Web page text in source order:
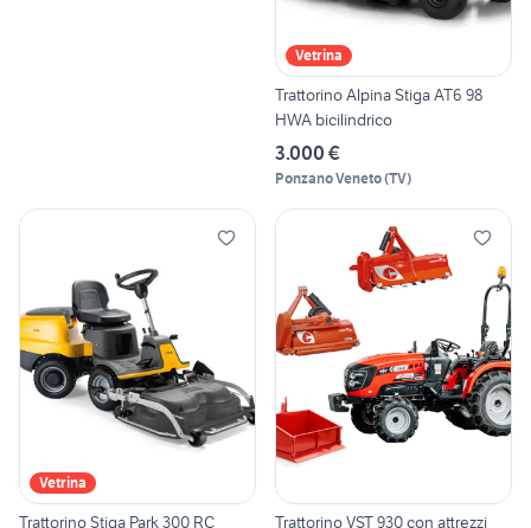
Vetrina
Trattorino Alpina Stiga AT6 98
HWA bicilindrico
3.000 €
Ponzano Veneto(TV)
Vetrina
Trattorino Stiga Park 300 RC
Trattorino VST 930 con attrezzi